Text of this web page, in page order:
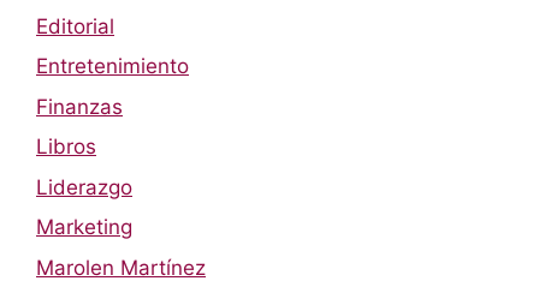
Editorial
Entretenimiento
Finanzas
Libros
Liderazgo
Marketing
Marolen Martínez